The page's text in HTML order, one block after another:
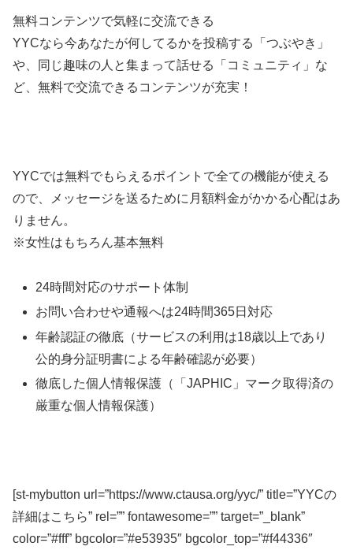
無料コンテンツで気軽に交流できる
YYCなら今あなたが何してるかを投稿する「つぶやき」
や、同じ趣味の人と集まって話せる「コミュニティ」な
ど、無料で交流できるコンテンツが充実！
YYCでは無料でもらえるポイントで全ての機能が使える
ので、メッセージを送るために月額料金がかかる心配はあ
りません。
※女性はもちろん基本無料
24時間対応のサポート体制
お問い合わせや通報へは24時間365日対応
年齢認証の徹底（サービスの利用は18歳以上であり
公的身分証明書による年齢確認が必要）
徹底した個人情報保護（「JAPHIC」マーク取得済の
厳重な個人情報保護）
[st-mybutton url=”https://www.ctausa.org/yyc/” title=”YYCの
詳細はこちら” rel=”” fontawesome=”” target=”_blank”
color=”#fff” bgcolor=”#e53935″ bgcolor_top=”#f44336″